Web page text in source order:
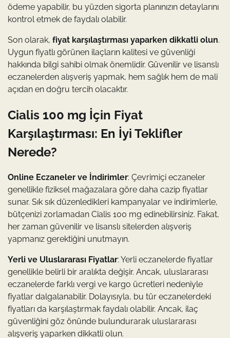
ödeme yapabilir, bu yüzden sigorta planınızın detaylarını
kontrol etmek de faydalı olabilir.
Son olarak, fiyat karşılaştırması yaparken dikkatli olun.
Uygun fiyatlı görünen ilaçların kalitesi ve güvenliği
hakkında bilgi sahibi olmak önemlidir. Güvenilir ve lisanslı
eczanelerden alışveriş yapmak, hem sağlık hem de mali
açıdan en doğru tercih olacaktır.
Cialis 100 mg İçin Fiyat
Karşılaştırması: En İyi Teklifler
Nerede?
Online Eczaneler ve İndirimler: Çevrimiçi eczaneler
genellikle fiziksel mağazalara göre daha cazip fiyatlar
sunar. Sık sık düzenledikleri kampanyalar ve indirimlerle,
bütçenizi zorlamadan Cialis 100 mg edinebilirsiniz. Fakat,
her zaman güvenilir ve lisanslı sitelerden alışveriş
yapmanız gerektiğini unutmayın.
Yerli ve Uluslararası Fiyatlar: Yerli eczanelerde fiyatlar
genellikle belirli bir aralıkta değişir. Ancak, uluslararası
eczanelerde farklı vergi ve kargo ücretleri nedeniyle
fiyatlar dalgalanabilir. Dolayısıyla, bu tür eczanelerdeki
fiyatları da karşılaştırmak faydalı olabilir. Ancak, ilaç
güvenliğini göz önünde bulundurarak uluslararası
alışveriş yaparken dikkatli olun.